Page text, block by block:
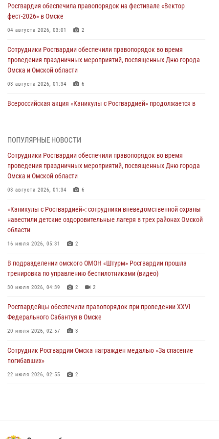
Росгвардия обеспечила правопорядок на фестивале «Вектор
фест-2026» в Омске
04 августа 2026, 03:01 2
Сотрудники Росгвардии обеспечили правопорядок во время
проведения праздничных мероприятий, посвященных Дню города
Омска и Омской области
03 августа 2026, 01:34 6
Всероссийская акция «Каникулы с Росгвардией» продолжается в
тренировка по управлению беспилотниками (видео)
30 июля 2026, 04:39 2
Росгвардия обеспечила безопасность уникального передвижного
29 июля 2026, 01:49
Росгвардейцы приняли участие в крестном ходе в День крещения
Руси в Омске
При содействии спецназа Росгвардии пресечены нарушения
миграционного законодательства в Омске (видео)
ПОПУЛЯРНЫЕ НОВОСТИ
Сотрудники Росгвардии обеспечили правопорядок во время
проведения праздничных мероприятий, посвященных Дню города
Омска и Омской области
03 августа 2026, 01:34 6
«Каникулы с Росгвардией»: сотрудники вневедомственной охраны
навестили детские оздоровительные лагеря в трех районах Омской
области
16 июля 2026, 05:31 2
В подразделении омского ОМОН «Штурм» Росгвардии прошла
тренировка по управлению беспилотниками (видео)
30 июля 2026, 04:39 2 2
Росгвардейцы обеcпечили правопорядок при проведении XXVI
Федерального Сабантуя в Омске
20 июля 2026, 02:57 3
Сотрудник Росгвардии Омска награжден медалью «За спасение
погибавших»
22 июля 2026, 02:55 2